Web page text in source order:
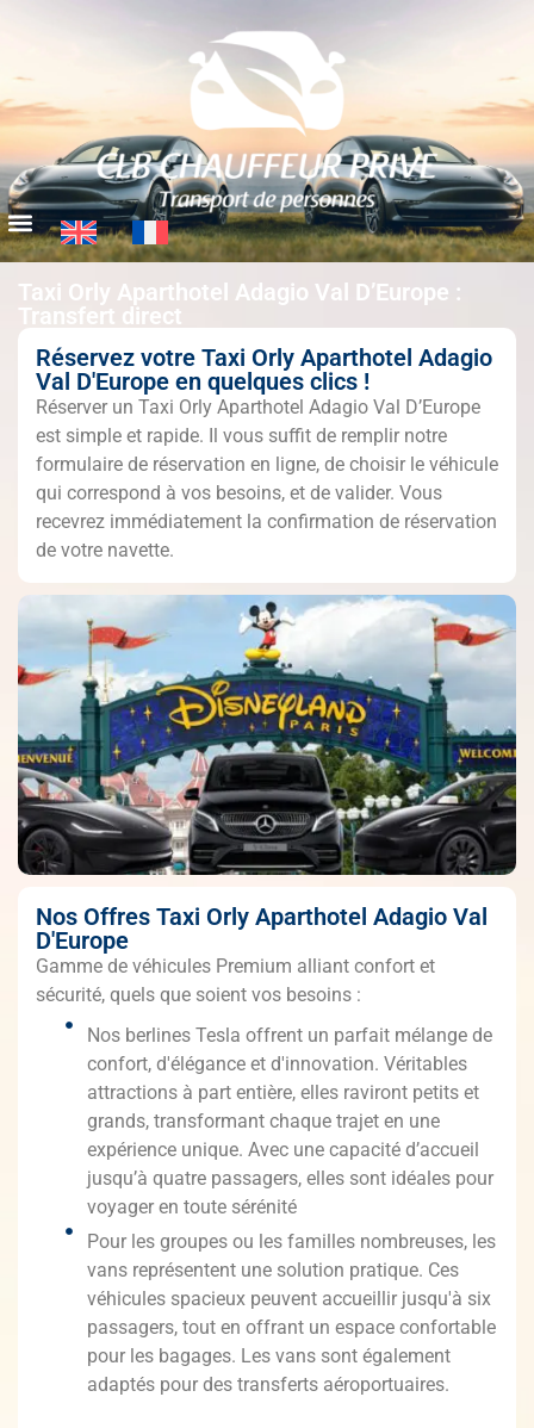
Taxi Orly Aparthotel Adagio Val D’Europe :
Transfert direct
Réservez votre Taxi Orly Aparthotel Adagio
Val D'Europe en quelques clics !
Réserver un Taxi Orly Aparthotel Adagio Val D’Europe
est simple et rapide. Il vous suffit de remplir notre
formulaire de réservation en ligne, de choisir le véhicule
qui correspond à vos besoins, et de valider. Vous
recevrez immédiatement la confirmation de réservation
de votre navette.
Nos Offres Taxi Orly Aparthotel Adagio Val
D'Europe
Gamme de véhicules Premium alliant confort et
sécurité, quels que soient vos besoins :
Nos berlines Tesla offrent un parfait mélange de
confort, d'élégance et d'innovation. Véritables
attractions à part entière, elles raviront petits et
grands, transformant chaque trajet en une
expérience unique. Avec une capacité d’accueil
jusqu’à quatre passagers, elles sont idéales pour
voyager en toute sérénité
Pour les groupes ou les familles nombreuses, les
vans représentent une solution pratique. Ces
véhicules spacieux peuvent accueillir jusqu'à six
passagers, tout en offrant un espace confortable
pour les bagages. Les vans sont également
adaptés pour des transferts aéroportuaires.